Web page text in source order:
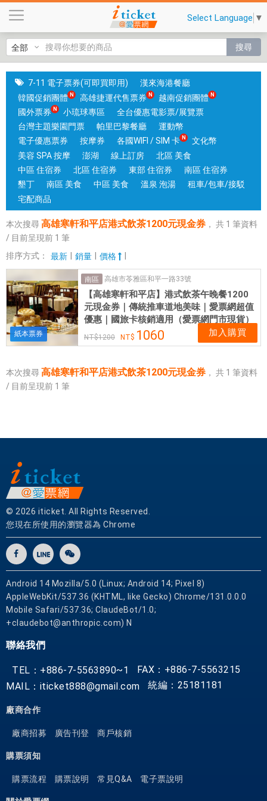
寒
軒
和
平
店
港
式
飲
茶
1
2
0
元
券
|
銷
售
各
式
券
Select Language ▼
搜尋
7-11 電子票券(可即買即用)
漢來海港餐廳
韓國促銷團體
高雄捷運代售票券
越南促銷團體
國外票券
小琉球專區
全台優惠電影票/展覽票
台灣主題樂園門票
帕里巴黎餐廳
運動幣
電子優惠票券
按摩券 各國WIFI / SIM 卡
文化幣
美容 SPA 按摩
澎湖 線上訂房
北區 美食
中區 住宿券
北區 住宿券 東部 住宿券
南區 住宿券
墾丁
南區 美食 中區 美食 溫泉 泡湯
租車/包車/接駁
宅配商品
本次搜尋 高雄寒軒和平店港式飲茶1200元現金券 ， 共 1 筆資料
/ 目前呈現前 1 筆
排序方式：
最新 銷量 價格
紙本票券
南區 高雄市苓雅區和平一路33號
【高雄寒軒和平店】港式飲茶午晚餐1200
元現金券｜傳統推車道地美味｜愛票網超值
優惠｜國旅卡核銷適用（愛票網門市現貨）
1200 1060 加入購買
本次搜尋 高雄寒軒和平店港式飲茶1200元現金券 ， 共 1 筆資料
/ 目前呈現前 1 筆
© 2026 iticket. All Rights Reserved.
您現在所使用的瀏覽器為 Chrome
Android 14 Mozilla/5.0 (Linux; Android 14; Pixel 8)
AppleWebKit/537.36 (KHTML, like Gecko) Chrome/131.0.0.0
Mobile Safari/537.36; ClaudeBot/1.0;
+claudebot@anthropic.com) N
聯絡我們
TEL：+886-7-5563890~1
FAX：+886-7-5563215
MAIL：iticket888@gmail.com
統編：25181181
廠商合作
廠商招募 廣告刊登 商戶核銷
購票須知
購票流程 購票說明 常見Q&A 電子票說明